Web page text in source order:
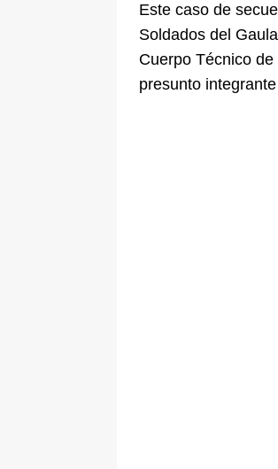
Este caso de
Soldados del
Cuerpo Técnico
presunto